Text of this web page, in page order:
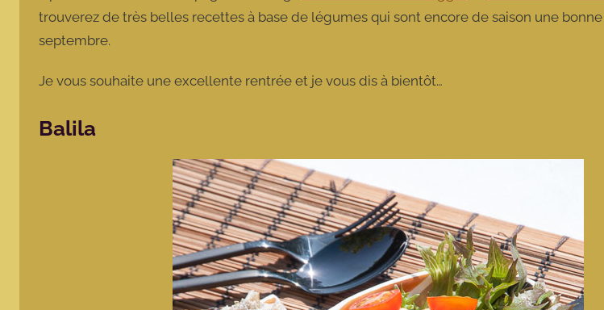
trouverez de très belles recettes à base de légumes qui sont encore de saison une
septembre.
Je vous souhaite une excellente rentrée et je vous dis à bientôt…
Balila